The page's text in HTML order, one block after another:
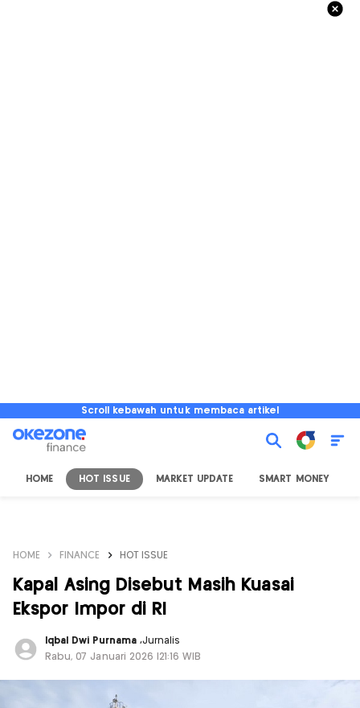
Scroll kebawah untuk membaca artikel
HOME HOT ISSUE MARKET UPDATE SMART MONEY
HOME FINANCE HOT ISSUE
Kapal Asing Disebut Masih Kuasai
Ekspor Impor di RI
Iqbal Dwi Purnama ,Jurnalis
Rabu, 07 Januari 2026 |21:16 WIB